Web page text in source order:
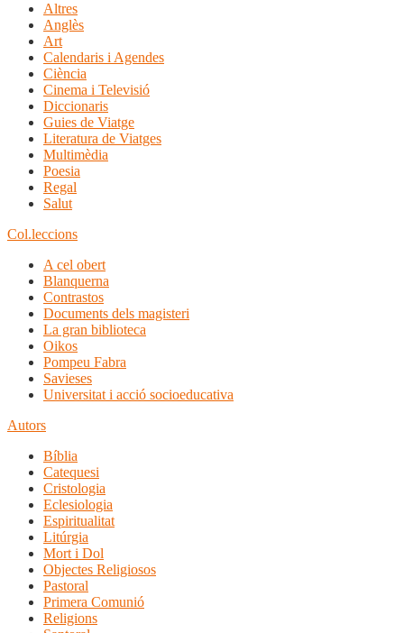
Altres
Anglès
Art
Calendaris i Agendes
Ciència
Cinema i Televisió
Diccionaris
Guies de Viatge
Literatura de Viatges
Multimèdia
Poesia
Regal
Salut
Col.leccions
A cel obert
Blanquerna
Contrastos
Documents dels magisteri
La gran biblioteca
Oikos
Pompeu Fabra
Savieses
Universitat i acció socioeducativa
Autors
Bíblia
Catequesi
Cristologia
Eclesiologia
Espiritualitat
Litúrgia
Mort i Dol
Objectes Religiosos
Pastoral
Primera Comunió
Religions